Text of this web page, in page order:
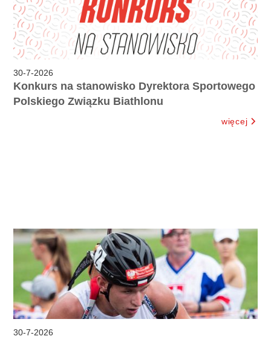
30-7-2026
Konkurs na stanowisko Dyrektora Sportowego
Polskiego Związku Biathlonu
więcej
30-7-2026